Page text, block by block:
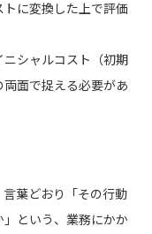
に変換した上で評価
シャルコスト（初期
面で捉える必要があ
葉どおり「その行動
という、業務にかか